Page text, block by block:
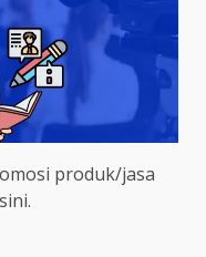
produk/jasa